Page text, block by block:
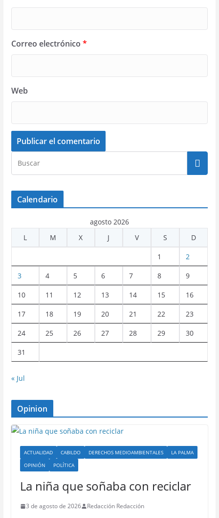
Correo electrónico *
Web
Calendario
agosto 2026
L
M X J V S D
1 2
3 4 5 6 7 8 9
10 11 12 13 14 15 16
17 18 19 20 21 22 23
24 25 26 27 28 29 30
31
« Jul
Opinion
ACTUALIDAD CABILDO DERECHOS MEDIOAMBIENTALES
LA PALMA
OPINIÓN
POLÍTICA
La niña que soñaba con reciclar
3 de agosto de 2026 Redacción Redacción